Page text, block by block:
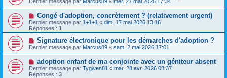
Congé d'adoption, concrètement ? (relativement urgent)
Dernier message par 1+1+1 « dim. 17 mai 2026 13:16
Réponses : 1
Signature électronique pour les démarches d'adoption ?
Dernier message par Marcus89 « sam. 2 mai 2026 17:01
adoption enfant de ma conjointe avec un géniteur absent
Dernier message par Tygwen81 « mar. 28 avr. 2026 08:37
Réponses : 3